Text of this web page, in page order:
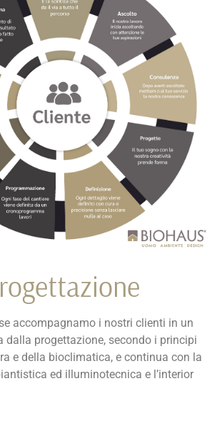
accompagnamo i nostri clienti in un
dalla progettazione, secondo i principi
e della bioclimatica, e continua con la
ed illuminotecnica e l’interior